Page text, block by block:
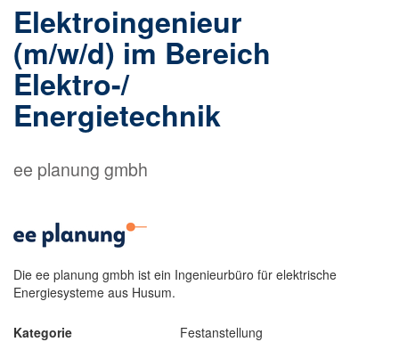
Elektroingenieur
(m/w/d) im Bereich
Elektro-/
Energietechnik
ee planung gmbh
Die ee planung gmbh ist ein Ingenieurbüro für elektrische
Energiesysteme aus Husum.
Kategorie
Festanstellung